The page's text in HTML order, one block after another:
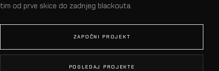
tim od prve skice do zadnjeg blackouta.
ZAPOČNI PROJEKT
POGLEDAJ PROJEKTE